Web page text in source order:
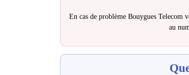
En cas de problème Bouygues Telecom
au